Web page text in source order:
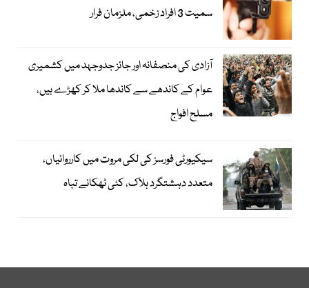
سمیت 3 افراد زخمی، ملزمان فرار
آزادی کی منصفانہ اور جائز جدوجہد میں کشمیری
عوام کے کاندھے سے کاندھا ملا کر کھڑے ہیں،
مسلح افواج
سیکیورٹی فورسز کی لکی مروت میں کارروائیاں،
متعدد دہشتگرد ہلاک، کئی ٹھکانے تباہ